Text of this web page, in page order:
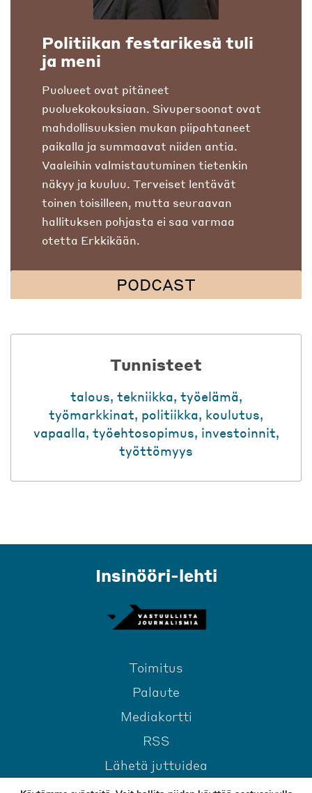
Politiikan festarikesä tuli
ja meni
Puolueet ovat pitäneet
puoluekokouksiaan. Sivupersoonat ovat
mahdollisuuksien mukan piipahtaneet
paikalla ja summaavat niiden antia.
Vaaleihin valmistautuminen tietenkin
näkyy ja kuuluu. Terveiset lentävät
toinen toisilleen, mutta seuraavan
hallituksen pohjasta ei saa varmaa
otetta Erkkikään.
PODCAST
Tunnisteet
talous, tekniikka, työelämä,
työmarkkinat, politiikka, koulutus,
vapaalla, työehtosopimus, investoinnit,
työttömyys
Insinööri-lehti
Toimitus
Palaute
Mediakortti
RSS
Lähetä juttuidea